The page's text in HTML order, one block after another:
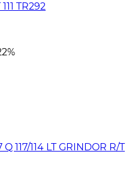
TR292
117/114 LT GRINDOR R/T